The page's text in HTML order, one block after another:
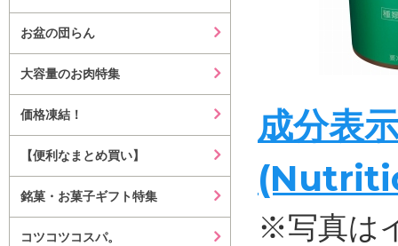
お盆の団らん
大容量のお肉特集
価格凍結！
【便利なまとめ買い】
銘菓・お菓子ギフト特集
コツコツコスパ。
成分表
※写真は